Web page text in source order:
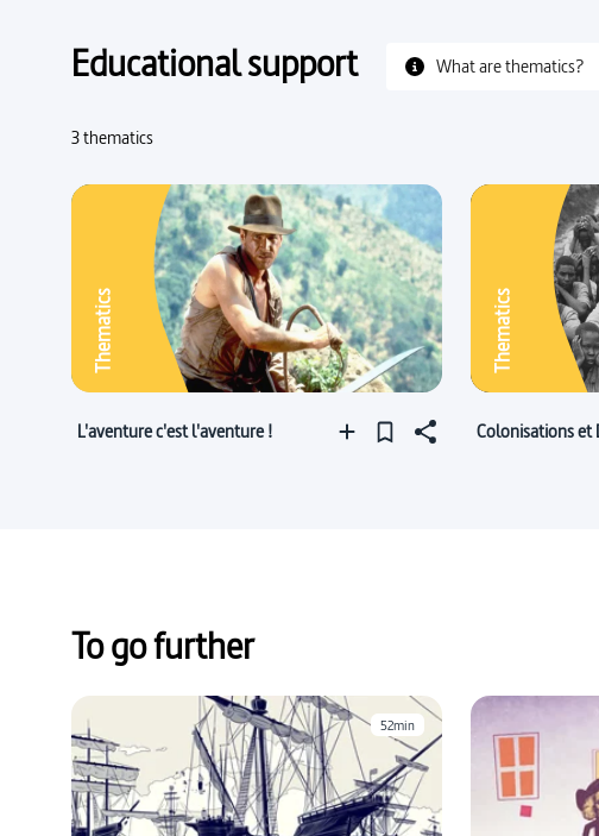
Educational support What are thematics?
3 thematics
Thematics
L'aventure c'est l'aventure !
Thematics
Colonisations et
To go further
52min